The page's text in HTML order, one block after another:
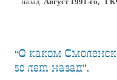
“О каком
50 лет назад”.